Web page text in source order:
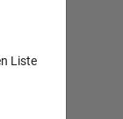
Liste